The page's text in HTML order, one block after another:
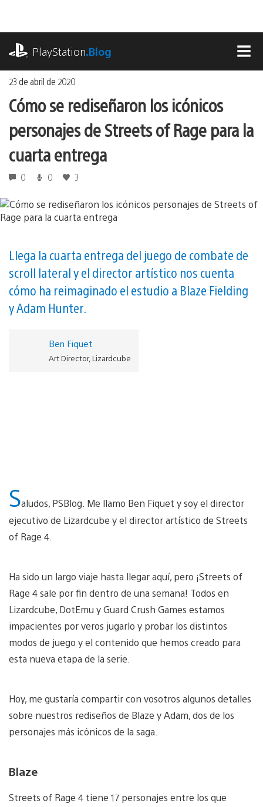
contenido
PlayStation.Blog
23 de abril de 2020
Cómo se rediseñaron los icónicos
personajes de Streets of Rage para la
cuarta entrega
0 0 3
Llega la cuarta entrega del juego de combate de
scroll lateral y el director artístico nos cuenta
cómo ha reimaginado el estudio a Blaze Fielding
y Adam Hunter.
Ben Fiquet
Art Director, Lizardcube
Saludos, PSBlog. Me llamo Ben Fiquet y soy el director
ejecutivo de Lizardcube y el director artístico de Streets
of Rage 4.
Ha sido un largo viaje hasta llegar aquí, pero ¡Streets of
Rage 4 sale por fin dentro de una semana! Todos en
Lizardcube, DotEmu y Guard Crush Games estamos
impacientes por veros jugarlo y probar los distintos
modos de juego y el contenido que hemos creado para
esta nueva etapa de la serie.
Hoy, me gustaría compartir con vosotros algunos detalles
sobre nuestros rediseños de Blaze y Adam, dos de los
personajes más icónicos de la saga.
Blaze
Streets of Rage 4 tiene 17 personajes entre los que